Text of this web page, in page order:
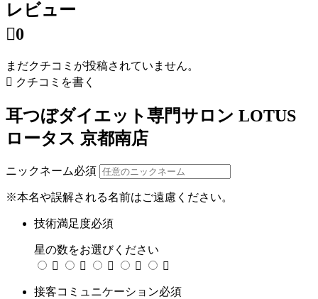
レビュー
0
まだクチコミが投稿されていません。
 クチコミを書く
耳つぼダイエット専門サロン LOTUS
ロータス 京都南店
ニックネーム必須
※本名や誤解される名前はご遠慮ください。
技術満足度必須
星の数をお選びください

   
接客コミュニケーション必須